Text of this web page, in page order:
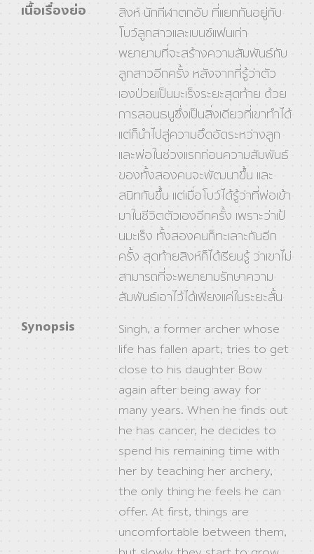
เนื้อเรื่องย่อ
สิงห์ นักกีฬาตกอับ ที่แยกกันอยู่กับ
โบว์ลูกสาวและเบนซ์แฟนเก่า
พยายามที่จะสร้างความสัมพันธ์กับ
ลูกสาวอีกครั้ง หลังจากที่รู้ว่าตัว
เองป่วยเป็นมะเร็งระยะสุดท้าย ด้วย
การสอนธนูซึ่งเป็นสิ่งเดียวที่เขาทำได้
แต่ก็นำไปสู่ความอึดอัดระหว่างลูก
และพ่อในช่วงแรกก่อนความสัมพันธ์
ของทั้งสองคนจะพัฒนาขึ้น และ
สนิทกันขึ้น แต่เมื่อโบว์ได้รู้ว่าที่พ่อเข้า
มาในชีวิตตัวเองอีกครั้ง เพราะว่าเป้
นมะเร็ง ทั้งสองคนก็ทะเลาะกันอีก
ครั้ง สุดท้ายสิงห์ก็ได้เรียนรู้ ว่าเขาไม่
สามารถที่จะพยายามรักษาความ
สัมพันธ์เอาไว้ได้เพียงแค่ในระยะสั้น
Synopsis
Singh, a former archer whose
life has fallen apart, tries to get
close to his daughter Bow
again after being away for
many years. When he finds out
he has cancer, he decides to
spend his remaining time with
her by teaching her archery,
the only thing he feels he can
offer. At first, things are
uncomfortable between them,